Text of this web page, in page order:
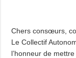
Chers consœurs,
Le Collectif
l’honneur de